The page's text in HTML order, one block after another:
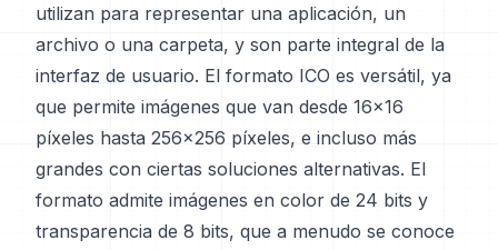
utilizan para representar una aplicación, un
archivo o una carpeta, y son parte integral de la
interfaz de usuario. El formato ICO es versátil, ya
que permite imágenes que van desde 16x16
píxeles hasta 256x256 píxeles, e incluso más
grandes con ciertas soluciones alternativas. El
formato admite imágenes en color de 24 bits y
transparencia de 8 bits, que a menudo se conoce